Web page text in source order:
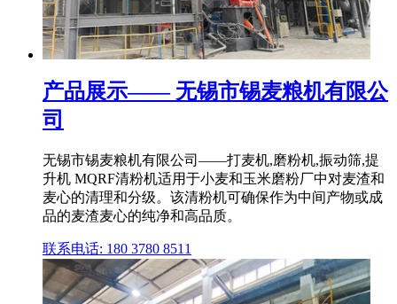
产品展示—— 无锡市锡麦粮机有限公
司
无锡市锡麦粮机有限公司——打麦机,磨粉机,振动筛,提
升机 MQRF清粉机适用于小麦和玉米磨粉厂中对麦渣和
麦心的清理和分级。该清粉机可确保作为中间产物或成
品的麦渣麦心的纯净和高品质。
联系电话: 180 3780 8511